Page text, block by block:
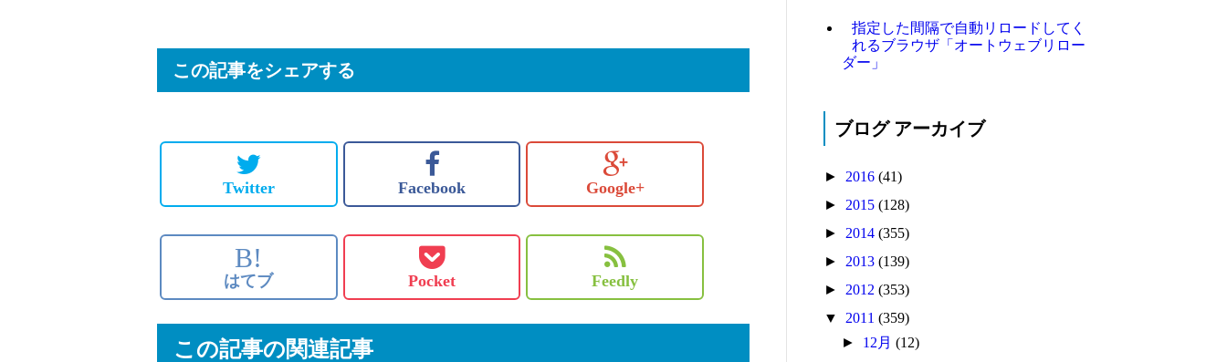
この記事をシェアする
Twitter Facebook Google+
B!
はてブ Pocket Feedly
この記事の関連記事
指定した間隔で自動リロードしてく
れるブラウザ「オートウェブリロー
ダー」
ブログ アーカイブ
► 2016 (41)
► 2015 (128)
► 2014 (355)
► 2013 (139)
► 2012 (353)
▼ 2011 (359)
► 12月(12)